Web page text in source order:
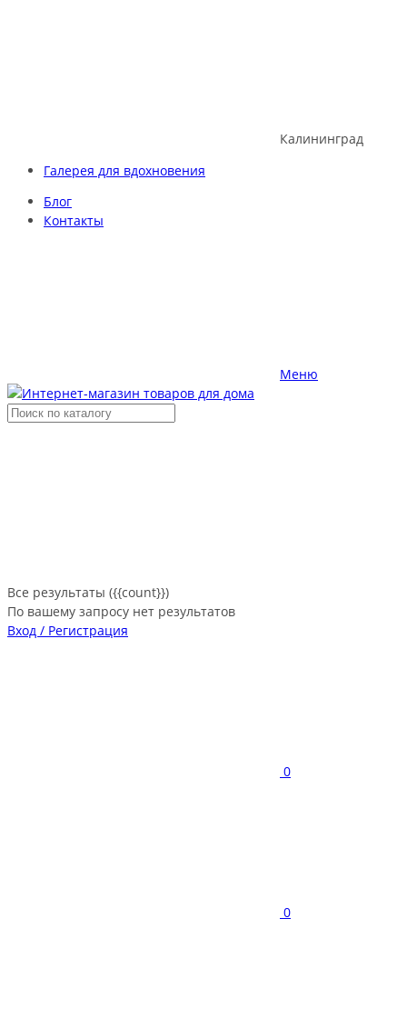
Калининград
Галерея для вдохновения
Блог
Контакты
Меню
Все результаты ({{count}})
По вашему запросу нет результатов
Вход / Регистрация
0
0